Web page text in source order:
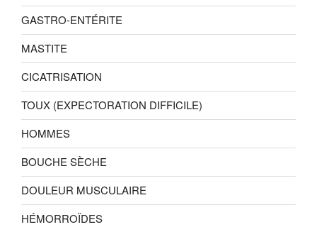
GASTRO-ENTÉRITE
MASTITE
CICATRISATION
TOUX (EXPECTORATION DIFFICILE)
HOMMES
BOUCHE SÈCHE
DOULEUR MUSCULAIRE
HÉMORROÏDES